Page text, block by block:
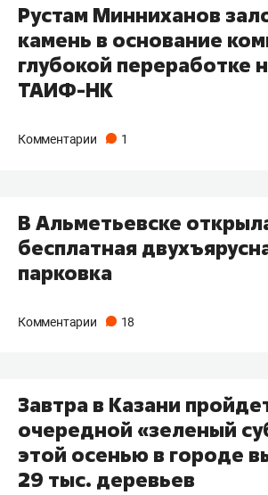
Рустам Минниханов
камень в основание
глубокой переработке
ТАИФ-НК
Комментарии 1
В Альметьевске
бесплатная
парковка
Комментарии 18
Завтра в Казани
очередной «зеленый
этой осенью в городе
29 тыс. деревьев